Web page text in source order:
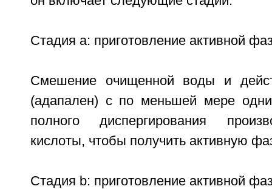
Стадия а: приготовление активной
Смешение очищенной воды и
(адапален) с по меньшей мере
полного диспергирования
кислоты, чтобы получить активную
Стадия b: приготовление активной